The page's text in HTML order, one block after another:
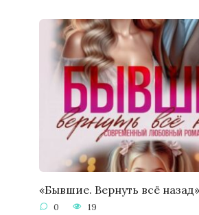
«Бывшие. Вернуть всё
0 19